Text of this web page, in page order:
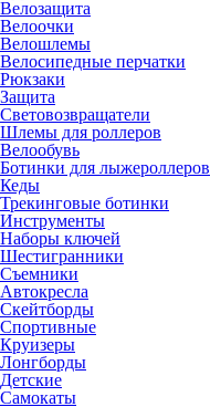
Велозащита
Велоочки
Велошлемы
Велосипедные перчатки
Рюкзаки
Защита
Световозвращатели
Шлемы для роллеров
Велообувь
Ботинки для лыжероллеров
Кеды
Трекинговые ботинки
Инструменты
Наборы ключей
Шестигранники
Съемники
Автокресла
Скейтборды
Спортивные
Круизеры
Лонгборды
Детские
Самокаты